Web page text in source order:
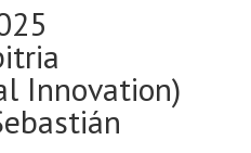
Innovation)